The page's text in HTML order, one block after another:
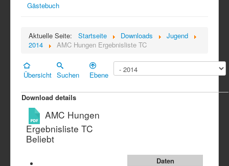
Gästebuch
Aktuelle Seite: Startseite Downloads
Jugend
2014
AMC Hungen Ergebnisliste TC
Übersicht Suchen Ebene
Download details
AMC Hungen
Ergebnisliste TC
Beliebt
Daten